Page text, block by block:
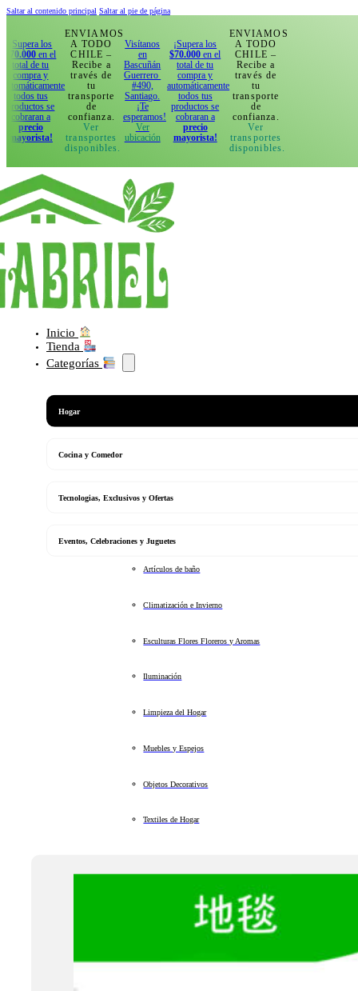
Saltar al contenido principal Saltar al pie de página
el
se
ENVIAMOS
A TODO
CHILE –
Recibe a
través de
tu
transporte
de
confianza.
Ver
transportes
disponibles.
Visítanos
en
Bascuñán
Guerrero
#490,
Santiago.
esperamos!
Ver
ubicación
¡Supera los
$70.000
en el
total de tu
compra y
automáticamente
todos tus
productos se
cobraran a
precio
mayorista!
ENVIAMOS
A TODO
CHILE –
Recibe a
través de
tu
transporte
de
confianza.
Ver
transportes
disponibles.
Inicio
Tienda
Categorías
Hogar
Cocina y Comedor
Tecnologias, Exclusivos y Ofertas
Eventos, Celebraciones y Juguetes
Artículos de baño
Climatización e Invierno
Esculturas Flores Floreros y Aromas
Iluminación
Limpieza del Hogar
Muebles y Espejos
Objetos Decorativos
Textiles de Hogar